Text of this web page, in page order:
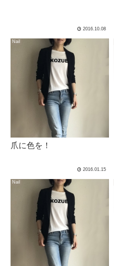
2016.10.08
Nail
爪に色を！
2016.01.15
Nail